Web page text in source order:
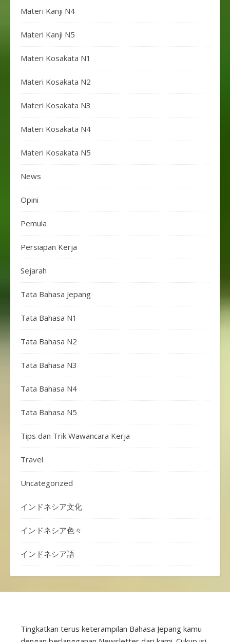
Materi Kanji N4
Materi Kanji N5
Materi Kosakata N1
Materi Kosakata N2
Materi Kosakata N3
Materi Kosakata N4
Materi Kosakata N5
News
Opini
Pemula
Persiapan Kerja
Sejarah
Tata Bahasa Jepang
Tata Bahasa N1
Tata Bahasa N2
Tata Bahasa N3
Tata Bahasa N4
Tata Bahasa N5
Tips dan Trik Wawancara Kerja
Travel
Uncategorized
インドネシア文化
インドネシア色々
インドネシア語
Tingkatkan terus keterampilan Bahasa Jepang kamu